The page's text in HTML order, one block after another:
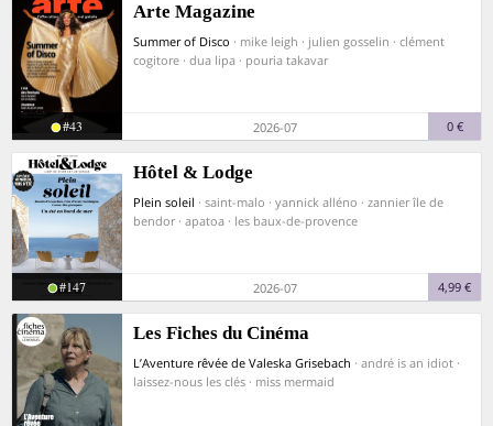
Arte Magazine
Summer of Disco · mike leigh · julien gosselin · clément
cogitore · dua lipa · pouria takavar
#43 2026-07 0 €
Hôtel & Lodge
Plein soleil · saint-malo · yannick alléno · zannier île de
bendor · apatoa · les baux-de-provence
#147 2026-07 4,99 €
Les Fiches du Cinéma
L’Aventure rêvée de Valeska Grisebach · andré is an idiot ·
laissez-nous les clés · miss mermaid